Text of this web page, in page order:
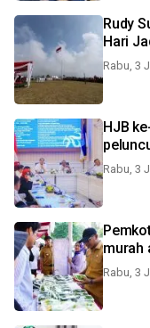
Rudy
Hari
Rabu, 3
HJB
Rabu, 3
murah
Rabu, 3